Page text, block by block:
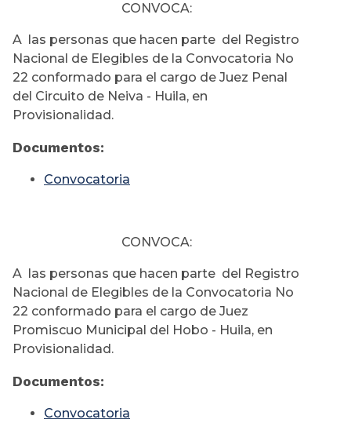
CONVOCA:
A las personas que hacen parte del Registro
Nacional de Elegibles de la Convocatoria No
22 conformado para el cargo de Juez Penal
del Circuito de Neiva - Huila, en
Provisionalidad.
Documentos:
Convocatoria
CONVOCA:
A las personas que hacen parte del Registro
Nacional de Elegibles de la Convocatoria No
22 conformado para el cargo de Juez
Promiscuo Municipal del Hobo - Huila, en
Provisionalidad.
Documentos:
Convocatoria